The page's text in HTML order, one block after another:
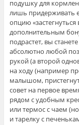
подушку для
лишь придерживать
опцию
дополнительным
подрастет, вы
абсолютно любой
рукой (а второй
на ходу (например
малышом,
совет на первое
рядом с удобным
или термос с чаем
и тарелку с